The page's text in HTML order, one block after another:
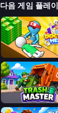
다음 게임 플레이
Doctor Hero
Trash Master